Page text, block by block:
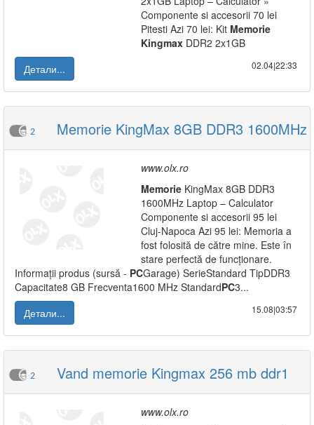
Componente si accesorii 70 lei
Pitesti Azi 70 lei: Kit Memorie
Kingmax DDR2 2x1GB
Детали...
02.04|22:33
2 Memorie KingMax 8GB DDR3 1600MHz
www.olx.ro
Memorie KingMax 8GB DDR3
1600MHz Laptop – Calculator
Componente si accesorii 95 lei
Cluj-Napoca Azi 95 lei: Memoria a
fost folosită de către mine. Este în
stare perfectă de funcționare.
Informații produs (sursă - PCGarage) SerieStandard TipDDR3
Capacitate8 GB Frecventa1600 MHz StandardPC3...
Детали...
15.08|03:57
2 Vand memorie Kingmax 256 mb ddr1
www.olx.ro